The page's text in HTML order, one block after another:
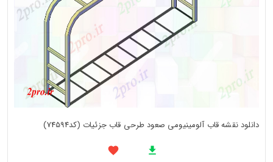
دانلود نقشه قاب آلومینیومی صعود طرحی قاب جزئیات (کد74594)